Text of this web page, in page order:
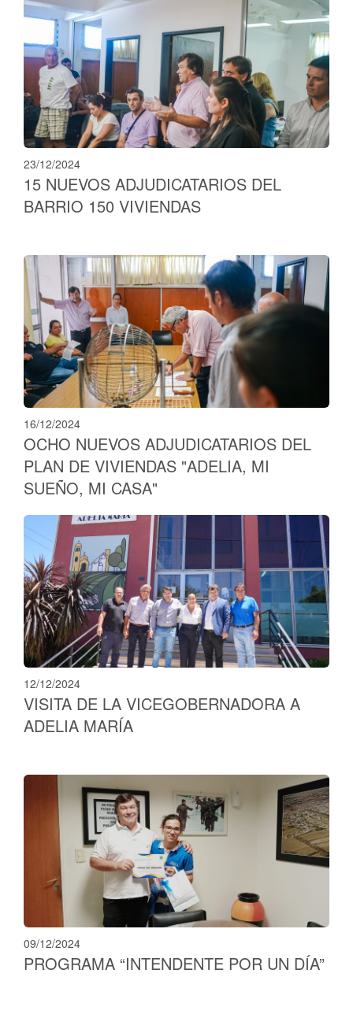
23/12/2024
15 NUEVOS ADJUDICATARIOS DEL
BARRIO 150 VIVIENDAS
16/12/2024
OCHO NUEVOS ADJUDICATARIOS DEL
PLAN DE VIVIENDAS "ADELIA, MI
SUEÑO, MI CASA"
12/12/2024
VISITA DE LA VICEGOBERNADORA A
ADELIA MARÍA
09/12/2024
PROGRAMA “INTENDENTE POR UN DÍA”